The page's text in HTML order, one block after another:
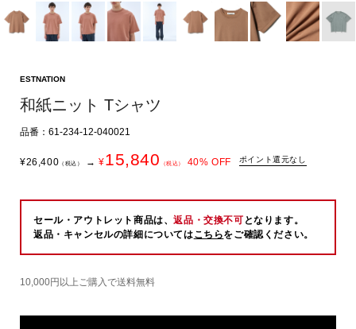
ESTNATION
和紙ニット Tシャツ
品番：61-234-12-040021
¥26,400 （税込） → ¥15,840 （税込） 40% OFF ポイント還元なし
セール・アウトレット商品は、返品・交換不可 となります。
返品・キャンセルの詳細についてはこちらをご確認ください。
10,000円以上ご購入で送料無料